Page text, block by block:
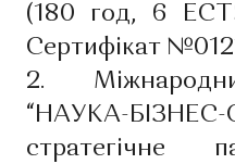
(180 год, 6
Сертифікат
2.
“НАУКА-БІЗНЕС-
стратегічне